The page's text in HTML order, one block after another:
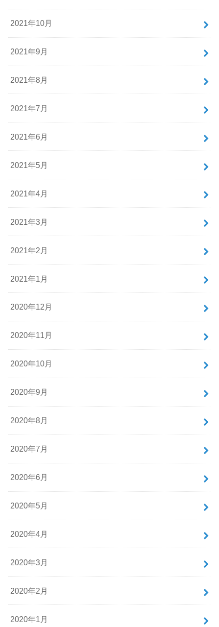
2021年10月
2021年9月
2021年8月
2021年7月
2021年6月
2021年5月
2021年4月
2021年3月
2021年2月
2021年1月
2020年12月
2020年11月
2020年10月
2020年9月
2020年8月
2020年7月
2020年6月
2020年5月
2020年4月
2020年3月
2020年2月
2020年1月